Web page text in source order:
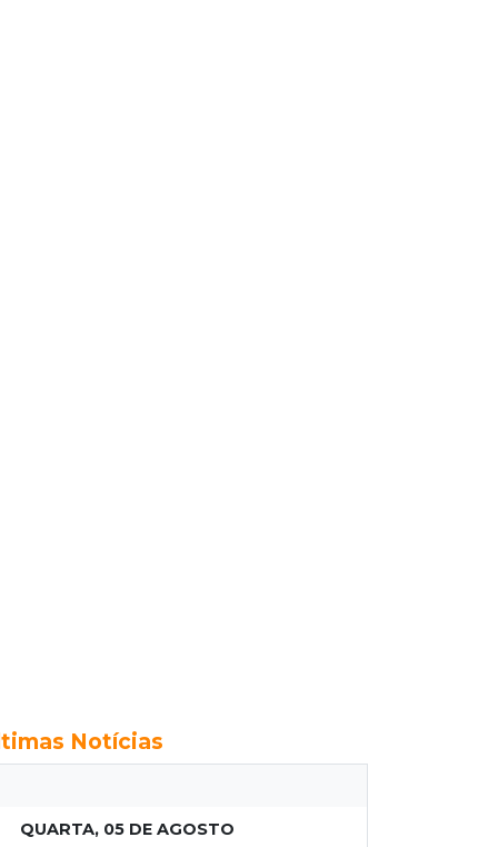
Notícias
QUARTA, 05 DE AGOSTO